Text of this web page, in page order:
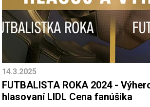
14.3.2025
FUTBALISTA ROKA 2024 -
hlasovaní LIDL Cena fanúšika